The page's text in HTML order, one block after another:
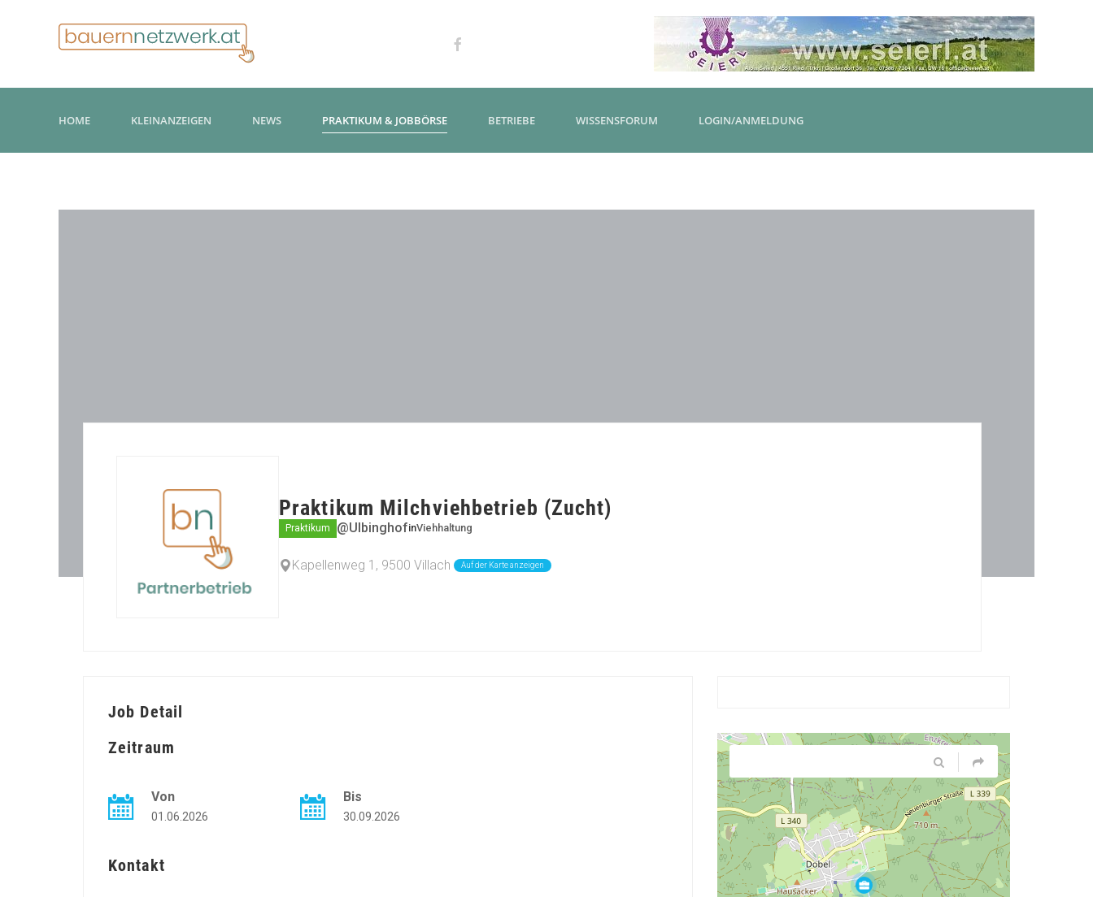
HOME KLEINANZEIGEN NEWS PRAKTIKUM & JOBBÖRSE BETRIEBE WISSENSFORUM LOGIN/ANMELDUNG
Praktikum Milchviehbetrieb (Zucht)
Praktikum @UlbinghofinViehhaltung
Kapellenweg 1, 9500 Villach Auf der Karte anzeigen
Job Detail
Zeitraum
Von
01.06.2026
Bis
30.09.2026
Kontakt